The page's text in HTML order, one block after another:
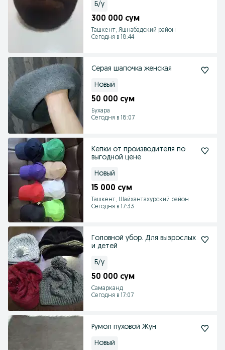
Б/у
300 000 сум
Ташкент, Яшнабадский район
Сегодня в 18:44
Серая шапочка женская
Новый
50 000 сум
Бухара
Сегодня в 18:07
Кепки от производителя по
выгодной цене
Новый
15 000 сум
Ташкент, Шайхантахурский район
Сегодня в 17:33
Головной убор. Для вызрослых
и детей
Б/у
50 000 сум
Самарканд
Сегодня в 17:07
Румол пуховой Жун
Новый